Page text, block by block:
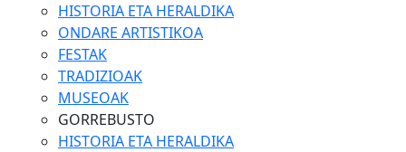
HISTORIA ETA HERALDIKA
ONDARE ARTISTIKOA
FESTAK
TRADIZIOAK
MUSEOAK
GORREBUSTO
HISTORIA ETA HERALDIKA